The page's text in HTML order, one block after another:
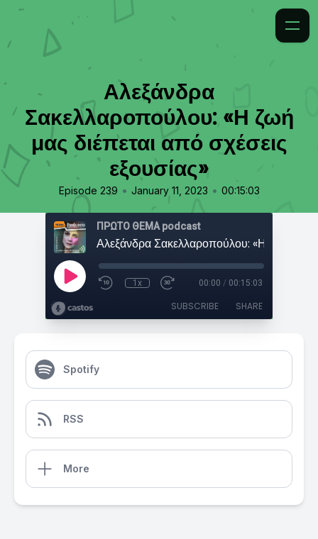
Αλεξάνδρα
Σακελλαροπούλου: «Η ζωή
μας διέπεται από σχέσεις
εξουσίας»
Episode 239 • January 11, 2023 • 00:15:03
ΠΡΩΤΟ ΘΕΜΑ podcast
1x 00:00 / 00:15:03
SUBSCRIBE SHARE
Spotify
RSS
More